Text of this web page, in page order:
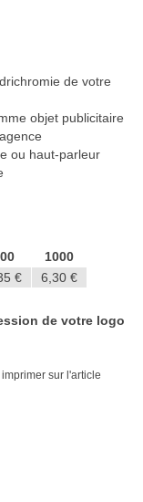
de votre
objet publicitaire
ou haut-parleur
1000
€ 6,30 €
de votre logo
sur l'article